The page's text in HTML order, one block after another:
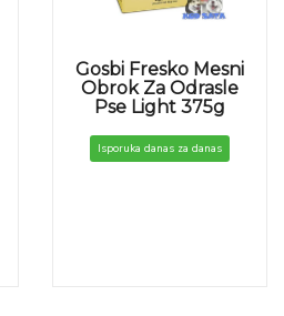
Gosbi Fresko Mesni
Obrok Za Odrasle
Pse Light 375g
Isporuka danas za danas